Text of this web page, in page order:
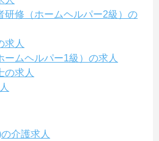
研修（ホームヘルパー2級）の
求人
ムヘルパー1級）の求人
の求人
介護求人